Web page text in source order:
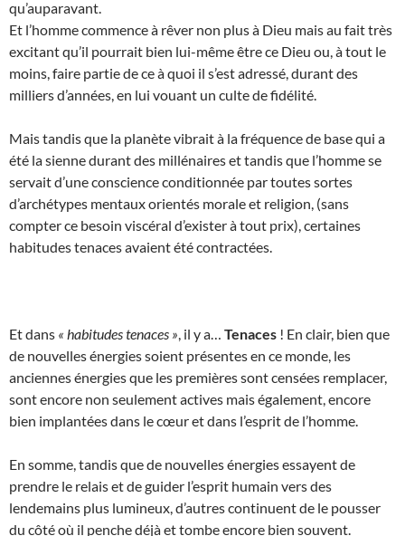
qu’auparavant.
Et l’homme commence à rêver non plus à Dieu mais au fait très
excitant qu’il pourrait bien lui-même être ce Dieu ou, à tout le
moins, faire partie de ce à quoi il s’est adressé, durant des
milliers d’années, en lui vouant un culte de fidélité.
Mais tandis que la planète vibrait à la fréquence de base qui a
été la sienne durant des millénaires et tandis que l’homme se
servait d’une conscience conditionnée par toutes sortes
d’archétypes mentaux orientés morale et religion, (sans
compter ce besoin viscéral d’exister à tout prix), certaines
habitudes tenaces avaient été contractées.
Et dans « habitudes tenaces » , il y a… Tenaces ! En clair, bien que
de nouvelles énergies soient présentes en ce monde, les
anciennes énergies que les premières sont censées remplacer,
sont encore non seulement actives mais également, encore
bien implantées dans le cœur et dans l’esprit de l’homme.
En somme, tandis que de nouvelles énergies essayent de
prendre le relais et de guider l’esprit humain vers des
lendemains plus lumineux, d’autres continuent de le pousser
du côté où il penche déjà et tombe encore bien souvent.